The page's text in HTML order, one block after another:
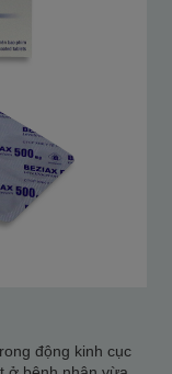
động kinh cục